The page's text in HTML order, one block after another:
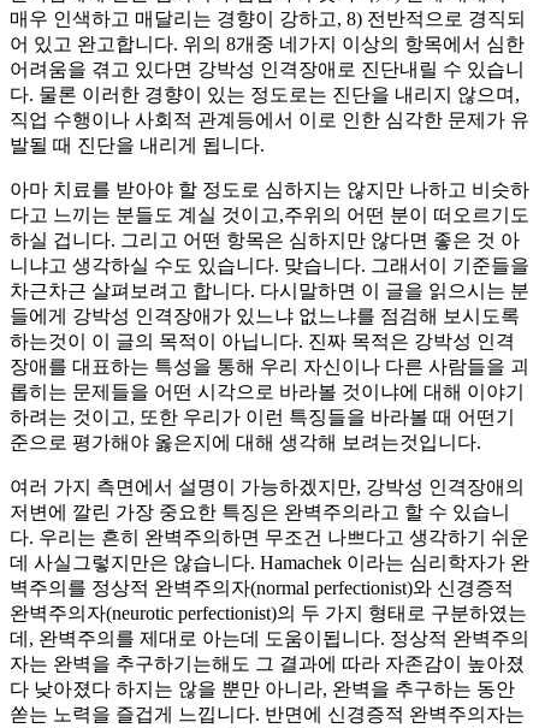
매우 인색하고 매달리는 경향이 강하고, 8) 전반적으로 경직되
어 있고 완고합니다. 위의 8개중 네가지 이상의 항목에서 심한
어려움을 겪고 있다면 강박성 인격장애로 진단내릴 수 있습니
다. 물론 이러한 경향이 있는 정도로는 진단을 내리지 않으며,
직업 수행이나 사회적 관계등에서 이로 인한 심각한 문제가 유
발될 때 진단을 내리게 됩니다.
아마 치료를 받아야 할 정도로 심하지는 않지만 나하고 비슷하
다고 느끼는 분들도 계실 것이고,주위의 어떤 분이 떠오르기도
하실 겁니다. 그리고 어떤 항목은 심하지만 않다면 좋은 것 아
니냐고 생각하실 수도 있습니다. 맞습니다. 그래서이 기준들을
차근차근 살펴보려고 합니다. 다시말하면 이 글을 읽으시는 분
들에게 강박성 인격장애가 있느냐 없느냐를 점검해 보시도록
하는것이 이 글의 목적이 아닙니다. 진짜 목적은 강박성 인격
장애를 대표하는 특성을 통해 우리 자신이나 다른 사람들을 괴
롭히는 문제들을 어떤 시각으로 바라볼 것이냐에 대해 이야기
하려는 것이고, 또한 우리가 이런 특징들을 바라볼 때 어떤기
준으로 평가해야 옳은지에 대해 생각해 보려는것입니다.
여러 가지 측면에서 설명이 가능하겠지만, 강박성 인격장애의
저변에 깔린 가장 중요한 특징은 완벽주의라고 할 수 있습니
다. 우리는 흔히 완벽주의하면 무조건 나쁘다고 생각하기 쉬운
데 사실그렇지만은 않습니다. Hamachek 이라는 심리학자가 완
벽주의를 정상적 완벽주의자(normal perfectionist)와 신경증적
완벽주의자(neurotic perfectionist)의 두 가지 형태로 구분하였는
데, 완벽주의를 제대로 아는데 도움이됩니다. 정상적 완벽주의
자는 완벽을 추구하기는해도 그 결과에 따라 자존감이 높아졌
다 낮아졌다 하지는 않을 뿐만 아니라, 완벽을 추구하는 동안
쏟는 노력을 즐겁게 느낍니다. 반면에 신경증적 완벽주의자는